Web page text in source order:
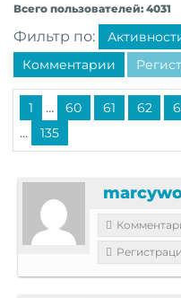
Всего пользователей: 4031
Фильтр по:
Комментарии
1 ... 60 61 62
... 135